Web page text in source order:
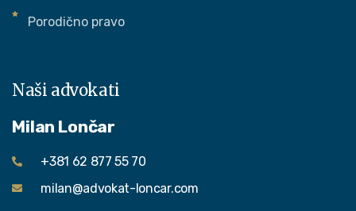
Porodično pravo
Naši advokati
Milan Lončar
+381 62 877 55 70
milan@advokat-loncar.com